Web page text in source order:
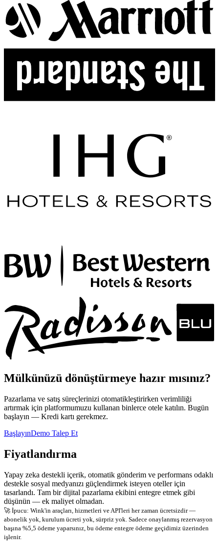
Mülkünüzü dönüştürmeye hazır mısınız?
Pazarlama ve satış süreçlerinizi otomatikleştirirken verimliliği
artırmak için platformumuzu kullanan binlerce otele katılın. Bugün
başlayın — Kredi kartı gerekmez.
BaşlayınDemo Talep Et
Fiyatlandırma
Yapay zeka destekli içerik, otomatik gönderim ve performans odaklı
destekle sosyal medyanızı güçlendirmek isteyen oteller için
tasarlandı. Tam bir dijital pazarlama ekibini entegre etmek gibi
düşünün — ek maliyet olmadan.
🚀 İpucu: Wink'in araçları, hizmetleri ve API'leri her zaman ücretsizdir —
abonelik yok, kurulum ücreti yok, sürpriz yok. Sadece onaylanmış rezervasyon
başına %5,5 ödeme yaparsınız, bu ödeme entegre ödeme geçidimiz üzerinden
işlenir.